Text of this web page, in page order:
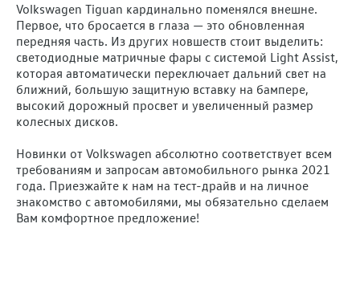
Volkswagen Tiguan кардинально поменялся внешне.
Первое, что бросается в глаза — это обновленная
передняя часть. Из других новшеств стоит выделить:
светодиодные матричные фары с системой Light Assist,
которая автоматически переключает дальний свет на
ближний, большую защитную вставку на бампере,
высокий дорожный просвет и увеличенный размер
колесных дисков.
Новинки от Volkswagen абсолютно соответствует всем
требованиям и запросам автомобильного рынка 2021
года. Приезжайте к нам на тест-драйв и на личное
знакомство с автомобилями, мы обязательно сделаем
Вам комфортное предложение!